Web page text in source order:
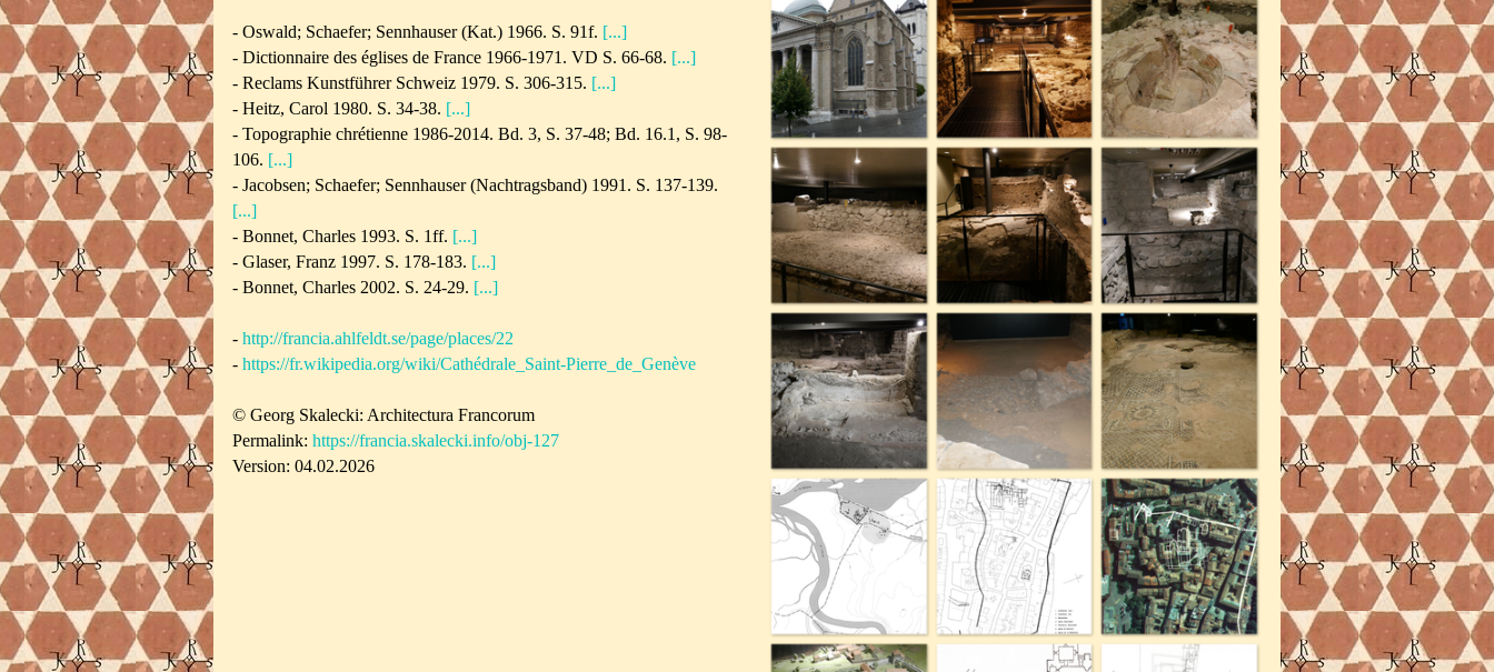
- Oswald; Schaefer; Sennhauser (Kat.) 1966. S. 91f. [...]
- Dictionnaire des églises de France 1966-1971. VD S. 66-68. [...]
- Reclams Kunstführer Schweiz 1979. S. 306-315. [...]
- Heitz, Carol 1980. S. 34-38. [...]
- Topographie chrétienne 1986-2014. Bd. 3, S. 37-48; Bd. 16.1, S. 98-
106. [...]
- Jacobsen; Schaefer; Sennhauser (Nachtragsband) 1991. S. 137-139.
[...]
- Bonnet, Charles 1993. S. 1ff. [...]
- Glaser, Franz 1997. S. 178-183. [...]
- Bonnet, Charles 2002. S. 24-29. [...]
- http://francia.ahlfeldt.se/page/places/22
- https://fr.wikipedia.org/wiki/Cathédrale_Saint-Pierre_de_Genève
© Georg Skalecki: Architectura Francorum
Permalink: https://francia.skalecki.info/obj-127
Version: 04.02.2026